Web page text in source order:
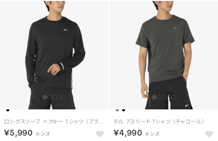
ロングスリーブ ベクター Tシャツ （ブラック）
￥5,990
チル アスリート Tシャツ （チャコール）
￥4,990